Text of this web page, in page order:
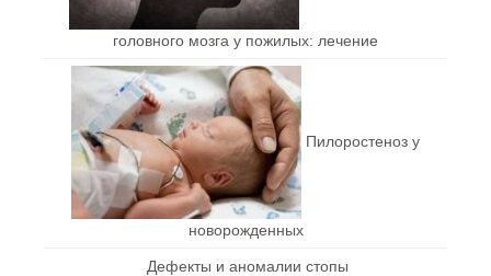
головного мозга у пожилых: лечение
Пилоростеноз у
новорожденных
Дефекты и аномалии стопы